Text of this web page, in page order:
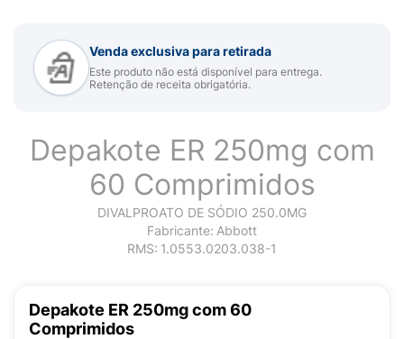
Venda exclusiva para retirada
Este produto não está disponível para entrega.
Retenção de receita obrigatória.
Depakote ER 250mg com
60 Comprimidos
DIVALPROATO DE SÓDIO 250.0MG
Fabricante: Abbott
RMS: 1.0553.0203.038-1
Depakote ER 250mg com 60
Comprimidos